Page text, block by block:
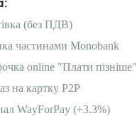
(без ПДВ)
частинами Monobank
online "Плати пізніше"
на картку P2P
WayForPay (+3.3%)